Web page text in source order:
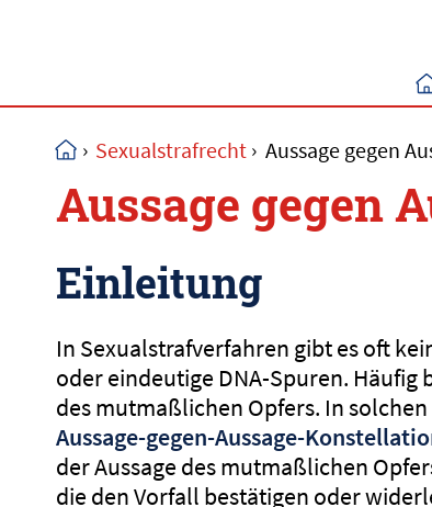
› Sexualstrafrecht› Aussage gegen
Aussage gegen
Einleitung
In Sexualstrafverfahren gibt es oft
oder eindeutige DNA-Spuren. Häufig
des mutmaßlichen Opfers. In
Aussage-gegen-Aussage-
der Aussage des mutmaßlichen
die den Vorfall bestätigen oder